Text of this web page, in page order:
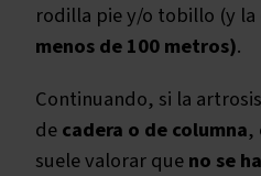
rodilla pie y/o tobillo (y la
menos de 100 metros).
Continuando, si la
decadera o de columna,
suele valorar queno se